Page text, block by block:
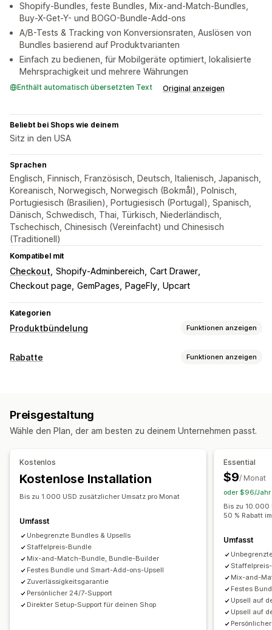
Shopify-Bundles, feste Bundles, Mix-and-Match-Bundles,
Buy-X-Get-Y- und BOGO-Bundle-Add-ons
A/B-Tests & Tracking von Konversionsraten, Auslösen von
Bundles basierend auf Produktvarianten
Einfach zu bedienen, für Mobilgeräte optimiert, lokalisierte
Mehrsprachigkeit und mehrere Währungen
Enthält automatisch übersetzten Text Original anzeigen
Beliebt bei Shops wie deinem
Sitz in den USA
Sprachen
Englisch, Finnisch, Französisch, Deutsch, Italienisch, Japanisch,
Koreanisch, Norwegisch, Norwegisch (Bokmål), Polnisch,
Portugiesisch (Brasilien), Portugiesisch (Portugal), Spanisch,
Dänisch, Schwedisch, Thai, Türkisch, Niederländisch,
Tschechisch, Chinesisch (Vereinfacht) und Chinesisch
(Traditionell)
Kompatibel mit
Checkout Shopify-Adminbereich Cart Drawer
Checkout page GemPages PageFly Upcart
Kategorien
Produktbündelung Funktionen anzeigen
Bundle-Typen
Zusammenstellen einer Box
Mystery-Boxen
Probepackungen Abo-Boxen
Cross-Selling-Bundles
Ähnliche Produkte
Digitale Produkte Individuelle Bundles
Feste Preisgestaltung
Mengenstaffelungen Rabatte
Pauschalrabatte Prozentuale Rabatte
Warenkorbrabatte
Kostenloser Versand BOGO Abonnements
Massenpreise
Großhandelspreise
Dynamische Preise Individuelle Preise
Rabatte Funktionen anzeigen
Mengenrabatte
Mengenstaffelungen
Prozentuale Rabatte
Massenrabatte Kostenloser Versand
Prämien Produkt-Bundles
Zeitlich begrenzte Angebote
Countdown Timer
Upselling-Rabatte
Cross-Selling-Rabatte Popups Dynamische Preise
Rabatte verwalten
Vorlagen Währungsumrechnung
Kampagnen
Trigger und Regeln
Automatisierungen
Tracking
Berichterstattung
Preisgestaltung
Wähle den Plan, der am besten zu deinem Unternehmen passt.
Kostenlos
Kostenlose Installation
Bis zu 1.000 USD zusätzlicher Umsatz pro Monat
Umfasst
Unbegrenzte Bundles & Upsells
Staffelpreis-Bundle
Mix-and-Match-Bundle, Bundle-Builder
Festes Bundle und Smart-Add-ons-Upsell
Zuverlässigkeitsgarantie
Persönlicher 24/7-Support
Direkter Setup-Support für deinen Shop
Essential
$9/ Monat
oder $96/Jahr
Bis zu 10.000
50 % Rabatt
Umfasst
Mix-and-
Festes
Upsell auf
Upsell auf